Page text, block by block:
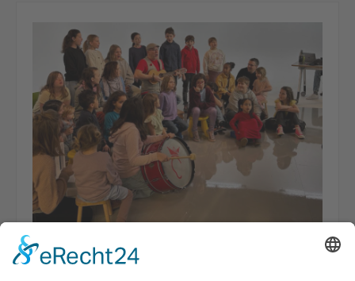
Foto: Jecke Öhrcher Jecke Öhrcher - Karneval mit